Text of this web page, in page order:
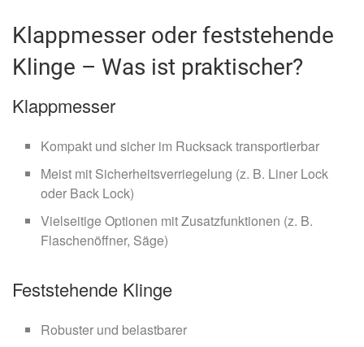
Klappmesser oder feststehende
Klinge – Was ist praktischer?
Klappmesser
Kompakt und sicher im Rucksack transportierbar
Meist mit Sicherheitsverriegelung (z. B. Liner Lock
oder Back Lock)
Vielseitige Optionen mit Zusatzfunktionen (z. B.
Flaschenöffner, Säge)
Feststehende Klinge
Robuster und belastbarer